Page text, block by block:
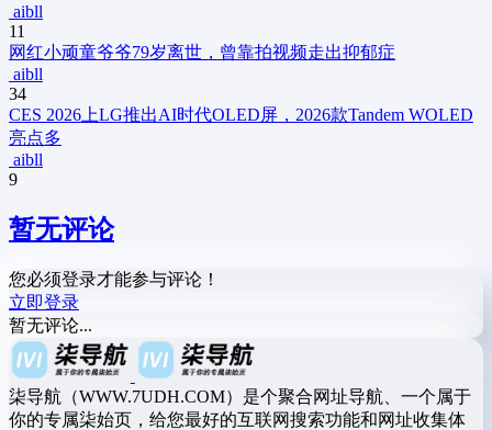
aibll
11
网红小顽童爷爷79岁离世，曾靠拍视频走出抑郁症
aibll
34
CES 2026上LG推出AI时代OLED屏，2026款Tandem WOLED
亮点多
aibll
9
暂无评论
您必须登录才能参与评论！
立即登录
暂无评论...
柒导航（WWW.7UDH.COM）是个聚合网址导航、一个属于
你的专属柒始页，给您最好的互联网搜索功能和网址收集体